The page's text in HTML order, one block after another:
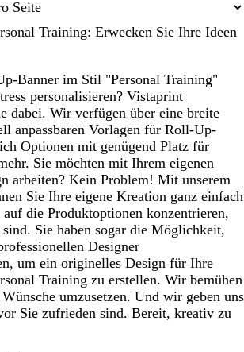
Training: Erwecken Sie Ihre Ideen
Banner im Stil "Personal Training"
personalisieren? Vistaprint
dabei. Wir verfügen über eine breite
anpassbaren Vorlagen für Roll-Up-
Optionen mit genügend Platz für
Sie möchten mit Ihrem eigenen
arbeiten? Kein Problem! Mit unserem
Sie Ihre eigene Kreation ganz einfach
die Produktoptionen konzentrieren,
Sie haben sogar die Möglichkeit,
Designer
um ein originelles Design für Ihre
Training zu erstellen. Wir bemühen
umzusetzen. Und wir geben uns
Sie zufrieden sind. Bereit, kreativ zu